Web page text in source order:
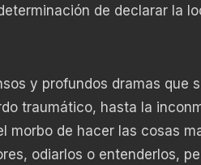
de declarar la
y profundos dramas que
traumático, hasta la
morbo de hacer las cosas
odiarlos o entenderlos,